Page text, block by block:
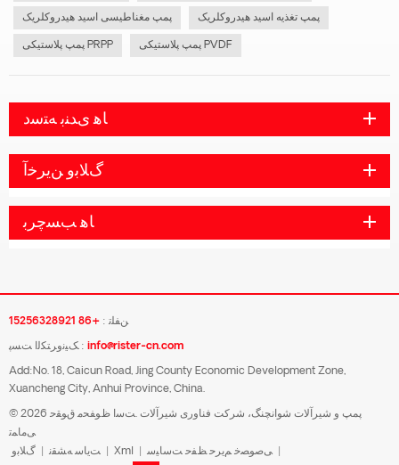
پمپ مغناطیسی اسید هیدروکلریک پمپ تغذیه اسید هیدروکلریک
پمپ پلاستیکی PRPP پمپ پلاستیکی PVDF
ﺎﻫ ﯼﺪﻨﺑ ﻪﺘﺳﺩ
ﮒﻼ ﺑﻭ ﻦﯾﺮﺧﺁ
ﺎﻫ ﺐﺴﭼﺮﺑ
ﻦﻔﻠﺗ : +86 15256328921
ﮏﯿﻧﻭﺮﺘﮑﻟﺍ ﺖﺴﭘ : info@rister-cn.com
Add:No. 18, Caicun Road, Jing County Economic Development Zone,
Xuancheng City, Anhui Province, China.
© 2026 پمپ و شیرآلات شوانچنگ، شرکت فناوری شیرآلات .ﺖﺳﺍ ﻅﻮﻔﺤﻣ ﻕﻮﻘﺣ
ﯽﻣﺎﻤﺗ
ﮒﻼ ﺑﻭ
ﺖﯾﺎﺳ ﻪﺸﻘﻧ Xml ﯽﺻﻮﺼﺧ ﻢﯾﺮﺣ ﻆﻔﺣ ﺖﺳﺎﯿﺳ